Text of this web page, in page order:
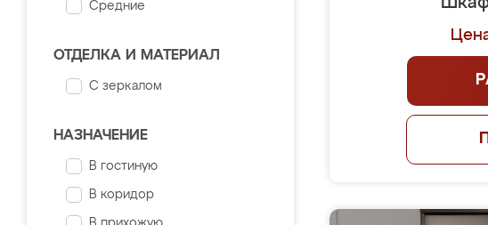
Средние
ОТДЕЛКА И МАТЕРИАЛ
С зеркалом
НАЗНАЧЕНИЕ
В гостиную
В коридор